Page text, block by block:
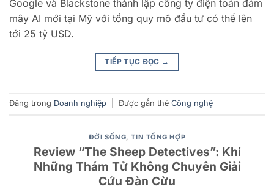
Google và Blackstone thành lập công ty điện toán đám
mây AI mới tại Mỹ với tổng quy mô đầu tư có thể lên
tới 25 tỷ USD.
TIẾP TỤC ĐỌC →
Đăng trong Doanh nghiệp Được gắn thẻ Công nghệ
ĐỜI SỐNG,TIN TỔNG HỢP
Review “The Sheep Detectives”: Khi
Những Thám Tử Không Chuyên Giải
Cứu Đàn Cừu